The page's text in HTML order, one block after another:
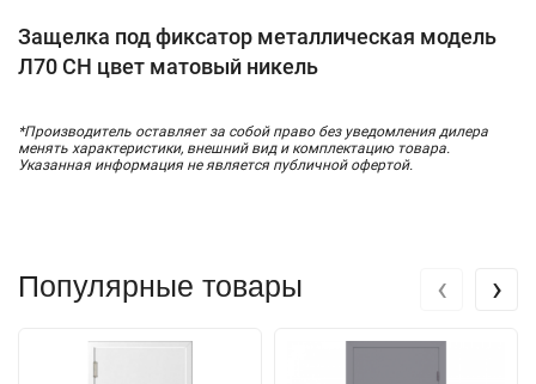
Защелка под фиксатор металлическая модель
Л70 СН цвет матовый никель
*Производитель оставляет за собой право без уведомления дилера
менять характеристики, внешний вид и комплектацию товара.
Указанная информация не является публичной офертой.
Популярные товары ‹ ›